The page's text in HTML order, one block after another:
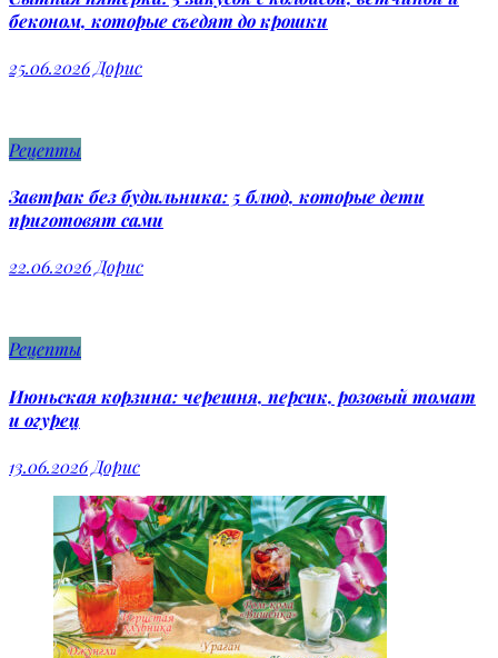
беконом, которые съедят до крошки
25.06.2026 Дорис
Рецепты
Завтрак без будильника: 5 блюд, которые дети
приготовят сами
22.06.2026Дорис
Рецепты
Июньская корзина: черешня, персик, розовый томат
и огурец
13.06.2026 Дорис